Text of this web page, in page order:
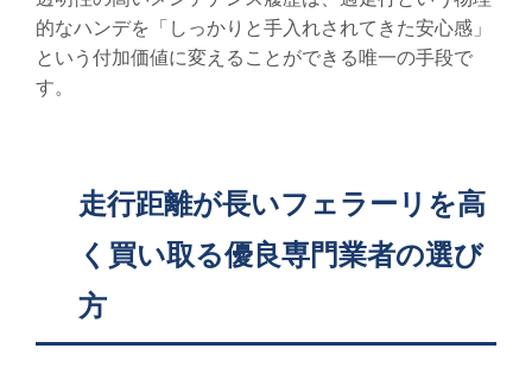
的なハンデを「しっかりと手入れされてきた安心感」
という付加価値に変えることができる唯一の手段で
す。
走行距離が長いフェラーリを高
く買い取る優良専門業者の選び
方